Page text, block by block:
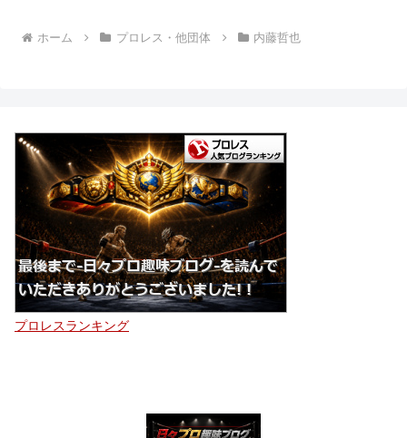
ホーム プロレス・他団体 内藤哲也
プロレスランキング